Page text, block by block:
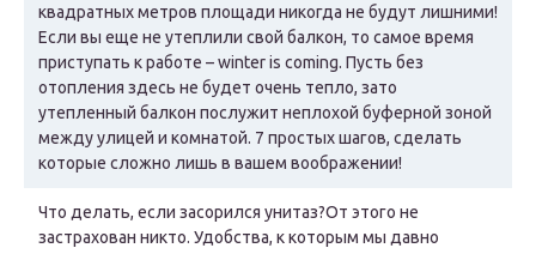
квадратных метров площади никогда не будут лишними!
Если вы еще не утеплили свой балкон, то самое время
приступать к работе – winter is coming. Пусть без
отопления здесь не будет очень тепло, зато
утепленный балкон послужит неплохой буферной зоной
между улицей и комнатой. 7 простых шагов, сделать
которые сложно лишь в вашем воображении!
Что делать, если засорился унитаз?От этого не
застрахован никто. Удобства, к которым мы давно